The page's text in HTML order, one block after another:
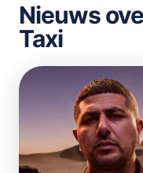
Nieuws
Taxi